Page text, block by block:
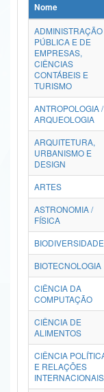
Ministério da Ciência,
Ministério do Meio Ambiente
Ministério do Turismo
Ministério do
Controladoria-Geral da União
Ministério da Mulher, da
Secretaria de Governo
Advocacia-Geral da União
Banco Central do Brasil
Nome
ADMINISTRAÇÃO
PÚBLICA E DE
EMPRESAS,
CIÊNCIAS
CONTÁBEIS E
TURISMO
ANTROPOLOGIA /
ARQUEOLOGIA
ARQUITETURA,
URBANISMO E
DESIGN
ARTES
ASTRONOMIA /
FÍSICA
BIODIVERSIDADE
BIOTECNOLOGIA
CIÊNCIA DA
COMPUTAÇÃO
CIÊNCIA DE
ALIMENTOS
CIÊNCIA
E RELAÇÕES
INTERNACIONAIS